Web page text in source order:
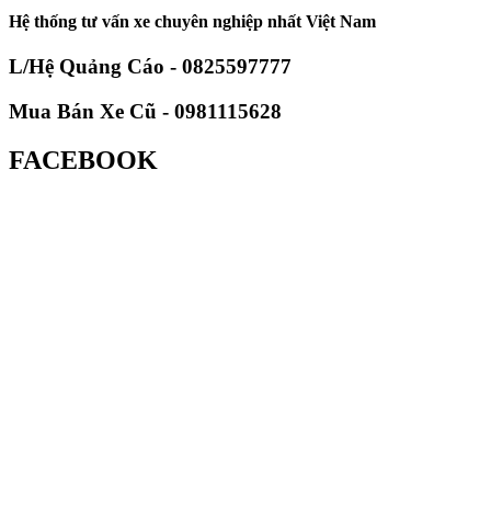
Hệ thống tư vấn xe chuyên nghiệp nhất Việt Nam
L/Hệ Quảng Cáo - 0825597777
Mua Bán Xe Cũ - 0981115628
FACEBOOK